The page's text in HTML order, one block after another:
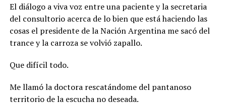
El diálogo a viva voz entre una paciente y la secretaria
del consultorio acerca de lo bien que está haciendo las
cosas el presidente de la Nación Argentina me sacó del
trance y la carroza se volvió zapallo.
Que difícil todo.
Me llamó la doctora rescatándome del pantanoso
territorio de la escucha no deseada.